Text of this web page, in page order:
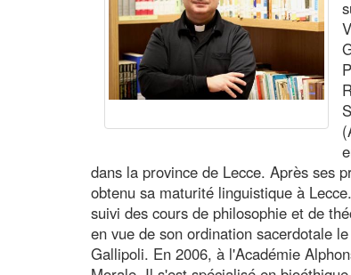
dans la province de Lecce. Après ses
obtenu sa maturité linguistique à
suivi des cours de philosophie et de
en vue de son ordination sacerdotale
Gallipoli. En 2006, à l'Académie